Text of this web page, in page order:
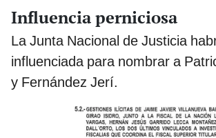
Influencia perniciosa
La Junta Nacional de Justicia
influenciada para nombrar a
y Fernández Jerí.